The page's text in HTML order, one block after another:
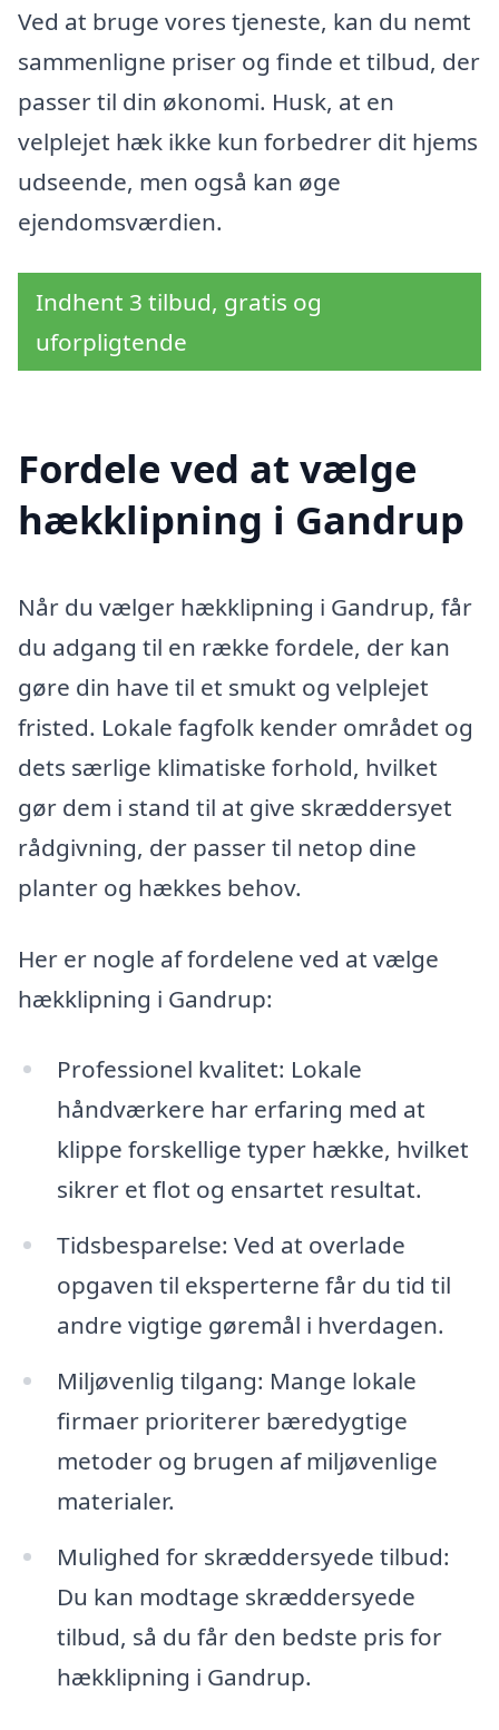
Ved at bruge vores tjeneste, kan du nemt
sammenligne priser og finde et tilbud, der
passer til din økonomi. Husk, at en
velplejet hæk ikke kun forbedrer dit hjems
udseende, men også kan øge
ejendomsværdien.
Indhent 3 tilbud, gratis og
uforpligtende
Fordele ved at vælge
hækklipning i Gandrup
Når du vælger hækklipning i Gandrup, får
du adgang til en række fordele, der kan
gøre din have til et smukt og velplejet
fristed. Lokale fagfolk kender området og
dets særlige klimatiske forhold, hvilket
gør dem i stand til at give skræddersyet
rådgivning, der passer til netop dine
planter og hækkes behov.
Her er nogle af fordelene ved at vælge
hækklipning i Gandrup:
Professionel kvalitet: Lokale
håndværkere har erfaring med at
klippe forskellige typer hække, hvilket
sikrer et flot og ensartet resultat.
Tidsbesparelse: Ved at overlade
opgaven til eksperterne får du tid til
andre vigtige gøremål i hverdagen.
Miljøvenlig tilgang: Mange lokale
firmaer prioriterer bæredygtige
metoder og brugen af miljøvenlige
materialer.
Mulighed for skræddersyede tilbud:
Du kan modtage skræddersyede
tilbud, så du får den bedste pris for
hækklipning i Gandrup.